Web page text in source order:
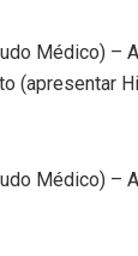
Médico) –
(apresentar
Médico) –